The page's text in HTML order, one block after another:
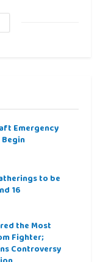
Emergency
to be
16
the Most
Fighter;
Controversy